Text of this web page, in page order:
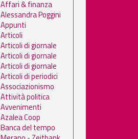
Affari & finanza
Alessandra Poggini
Appunti
Articoli
Articoli di giornale
Articoli di giornale
Articoli di giornale
Articoli di periodici
Associazionismo
Attività politica
Avvenimenti
Azalea Coop
Banca del tempo